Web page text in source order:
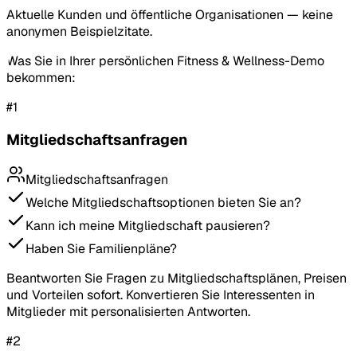
Aktuelle Kunden und öffentliche Organisationen — keine
anonymen Beispielzitate.
Was Sie in Ihrer persönlichen Fitness & Wellness-Demo
bekommen:
#1
Mitgliedschaftsanfragen
Mitgliedschaftsanfragen
Welche Mitgliedschaftsoptionen bieten Sie an?
Kann ich meine Mitgliedschaft pausieren?
Haben Sie Familienpläne?
Beantworten Sie Fragen zu Mitgliedschaftsplänen, Preisen
und Vorteilen sofort. Konvertieren Sie Interessenten in
Mitglieder mit personalisierten Antworten.
#2